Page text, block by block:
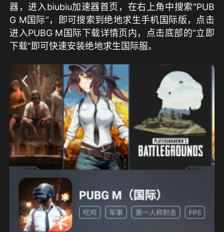
器，进入biubiu加速器首页，在右上角中搜索“PUB
G M国际”，即可搜索到绝地求生手机国际版，点击
进入PUBG M国际下载详情页内，点击底部的“立即
下载”即可快速安装绝地求生国际服。